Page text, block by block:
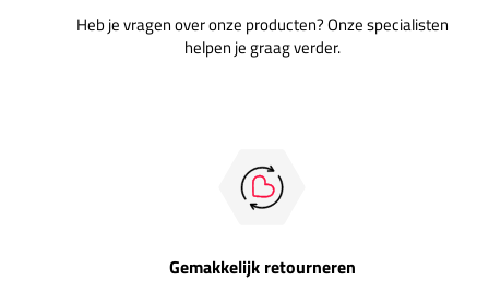
Heb je vragen over onze producten? Onze specialisten
helpen je graag verder.
Gemakkelijk retourneren